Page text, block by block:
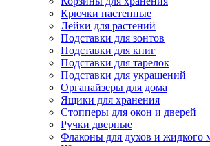
Крючки настенные
Лейки для растений
Подставки для зонтов
Подставки для книг
Подставки для тарелок
Подставки для украшений
Органайзеры для дома
Ящики для хранения
Стопперы для окон и дверей
Ручки дверные
Флаконы для духов и жидкого